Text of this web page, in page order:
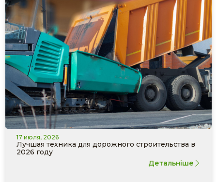
17 июля, 2026
Лучшая техника для дорожного строительства в
2026 году
Детальніше